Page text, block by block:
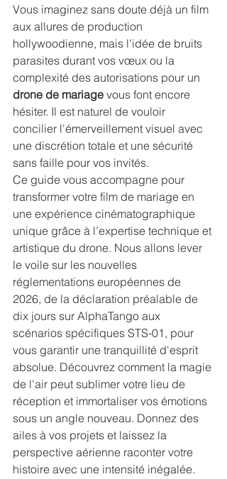
Vous imaginez sans doute déjà un film
aux allures de production
hollywoodienne, mais l'idée de bruits
parasites durant vos vœux ou la
complexité des autorisations pour un
drone de mariage vous font encore
hésiter. Il est naturel de vouloir
concilier l'émerveillement visuel avec
une discrétion totale et une sécurité
sans faille pour vos invités.
Ce guide vous accompagne pour
transformer votre film de mariage en
une expérience cinématographique
unique grâce à l’expertise technique et
artistique du drone. Nous allons lever
le voile sur les nouvelles
réglementations européennes de
2026, de la déclaration préalable de
dix jours sur AlphaTango aux
scénarios spécifiques STS-01, pour
vous garantir une tranquillité d'esprit
absolue. Découvrez comment la magie
de l'air peut sublimer votre lieu de
réception et immortaliser vos émotions
sous un angle nouveau. Donnez des
ailes à vos projets et laissez la
perspective aérienne raconter votre
histoire avec une intensité inégalée.